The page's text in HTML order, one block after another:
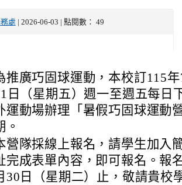
處 | 2026-06-03 | 點閱數： 49
推廣巧固球運動，本校訂115
日（星期五）週一至週五每日
運動場辦理「暑假巧固球運動
。
營隊採線上報名，請學生加入
完成表單內容，即可報名。報
30日（星期二）止，敬請貴校